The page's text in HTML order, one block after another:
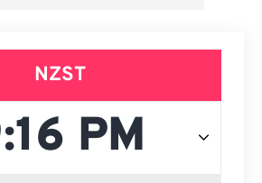
NZST